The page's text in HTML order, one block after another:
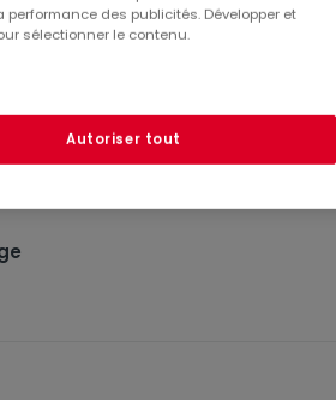
des publicités. Développer et
sélectionner le contenu.
Autoriser tout